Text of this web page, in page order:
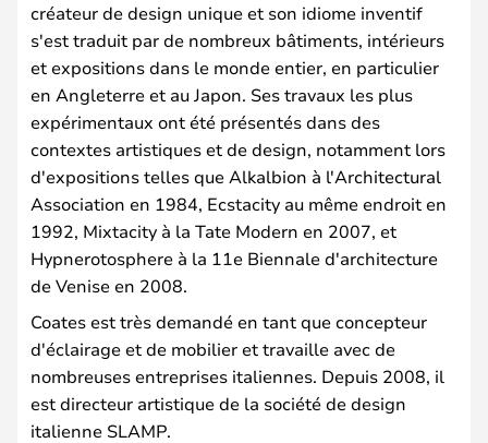
créateur de design unique et son idiome inventif
s'est traduit par de nombreux bâtiments, intérieurs
et expositions dans le monde entier, en particulier
en Angleterre et au Japon. Ses travaux les plus
expérimentaux ont été présentés dans des
contextes artistiques et de design, notamment lors
d'expositions telles que Alkalbion à l'Architectural
Association en 1984, Ecstacity au même endroit en
1992, Mixtacity à la Tate Modern en 2007, et
Hypnerotosphere à la 11e Biennale d'architecture
de Venise en 2008.
Coates est très demandé en tant que concepteur
d'éclairage et de mobilier et travaille avec de
nombreuses entreprises italiennes. Depuis 2008, il
est directeur artistique de la société de design
italienne SLAMP.